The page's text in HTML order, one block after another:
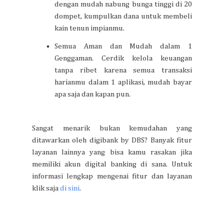
dengan mudah nabung bunga tinggi di 20
dompet, kumpulkan dana untuk membeli
kain tenun impianmu.
Semua Aman dan Mudah dalam 1
Genggaman. Cerdik kelola keuangan
tanpa ribet karena semua transaksi
harianmu dalam 1 aplikasi, mudah bayar
apa saja dan kapan pun.
Sangat menarik bukan kemudahan yang
ditawarkan oleh digibank by DBS? Banyak fitur
layanan lainnya yang bisa kamu rasakan jika
memiliki akun digital banking di sana. Untuk
informasi lengkap mengenai fitur dan layanan
klik saja di sini.